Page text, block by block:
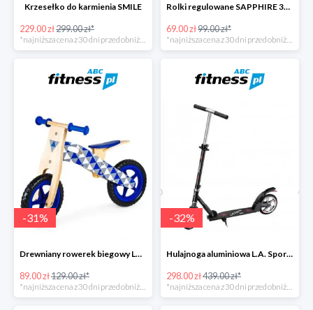
Krzesełko do karmienia SMILE
229.00 zł299.00 zł*
Rolki regulowane SAPPHIRE 3W1 IQ4
69.00 zł99.00 zł*
-31%
Drewniany rowerek biegowy Loopy
89.00 zł129.00 zł*
*najniższa cena z 30 dni przed obniżką
-32%
Hulajnoga aluminiowa L.A. Sports
298.00 zł439.00 zł*
*najniższa cena z 30 dni przed obniżką